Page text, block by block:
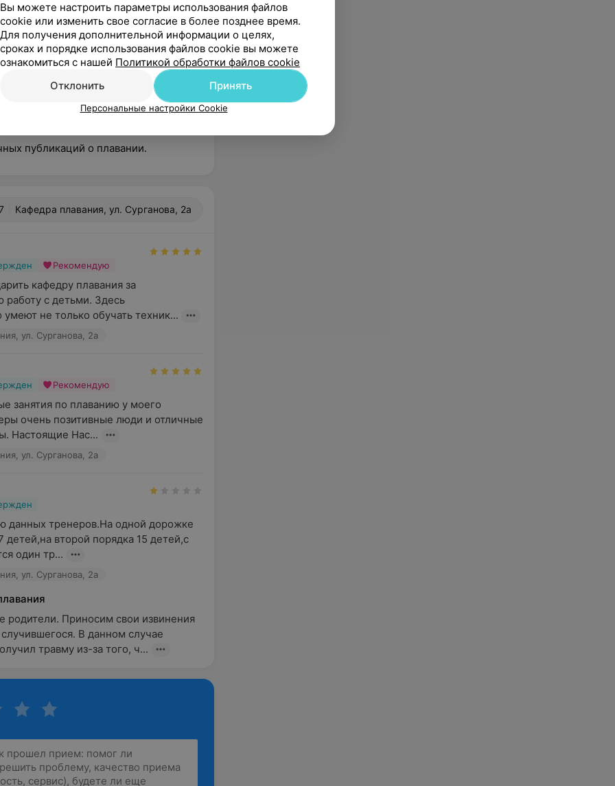
в области плавания:
учреждения высшего
«Повышение спортивного
теории и методики избранного вида
преподавания».
работу учебное пособие по
преподавания».
публикаций о плавании.
Кафедра плавания, ул. Сурганова, 2а
Рекомендую
кафедру плавания за
работу с детьми. Здесь
умеют не только обучать техник...
ул. Сурганова, 2а
Рекомендую
занятия по плаванию у моего
очень позитивные люди и отличные
Настоящие Нас...
ул. Сурганова, 2а
данных тренеров.На одной дорожке
детей,на второй порядка 15 детей,с
один тр...
ул. Сурганова, 2а
родители. Приносим свои извинения
В данном случае
травму из-за того, ч...
Вы можете настроить параметры использования файлов
cookie или изменить свое согласие в более позднее время.
Для получения дополнительной информации о целях,
сроках и порядке использования файлов cookie вы можете
ознакомиться с нашей Политикой обработки файлов cookie
Отклонить
Принять
Персональные настройки Cookie